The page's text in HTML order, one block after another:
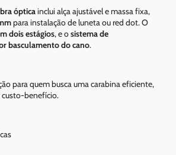
ópticainclui alça ajustável e massa fixa,
para instalação de luneta ou red dot. O
dois estágios, e osistema de
basculamento do cano.
para quem busca uma carabina eficiente,
benefício.